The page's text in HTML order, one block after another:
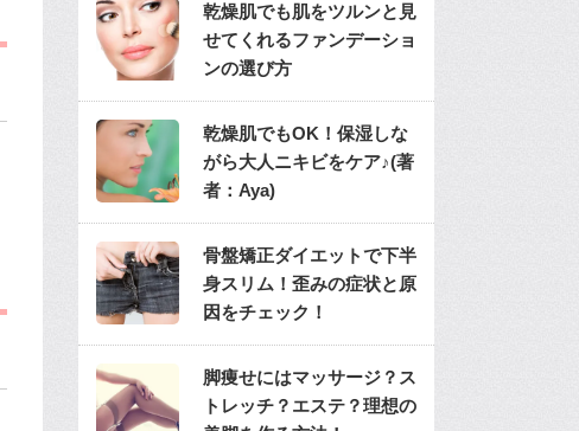
乾燥肌でも肌をツルンと見
せてくれるファンデーショ
ンの選び方
乾燥肌でもOK！保湿しな
がら大人ニキビをケア♪(著
者：Aya)
骨盤矯正ダイエットで下半
身スリム！歪みの症状と原
因をチェック！
脚痩せにはマッサージ？ス
トレッチ？エステ？理想の